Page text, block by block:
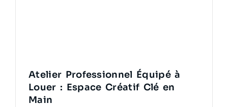
Atelier Professionnel Équipé à
Louer : Espace Créatif Clé en
Main